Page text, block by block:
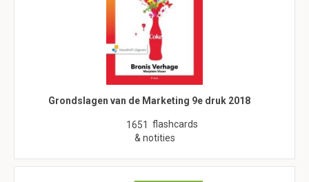
Grondslagen van de Marketing 9e druk 2018
1651 flashcards
& notities